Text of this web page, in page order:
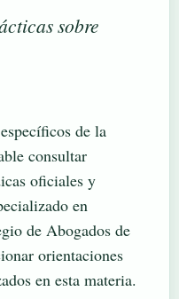
sobre
de la
consultar
oficiales y
en
de Abogados de
orientaciones
en esta materia.